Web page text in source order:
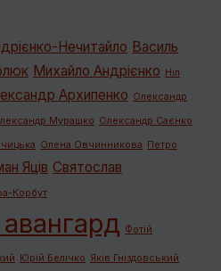
Нечитайло Василь
Михайло Андрієнко Ніл
Архипенко Олександр
Мурашко Олександр Саєнко
Олена Овчинникова Петро
Яців Святослав
Корбут
Фотій
Юрій Белічко Яків Гніздовський